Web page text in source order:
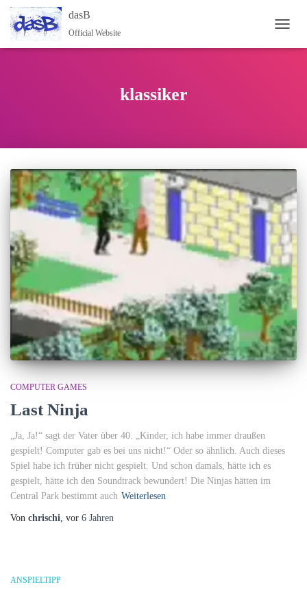
dasB
Official Website
klassiker
COMPUTER GAMES
Last Ninja
„Ja, Ja!“ sagt der Vater über 40. „Kinder, ich habe immer draußen
gespielt! Computer gab es bei uns nicht!“ Oder so ähnlich. Auch dieses
Spiel habe ich früher nicht gespielt. Und schon damals, hätte ich es
gespielt, hätte ich den Soundtrack bewundert! Die Ninjas hätten im
Central Park bestimmt auch Weiterlesen
Von chrischi , vor 6 Jahren
ANSPIELTIPP